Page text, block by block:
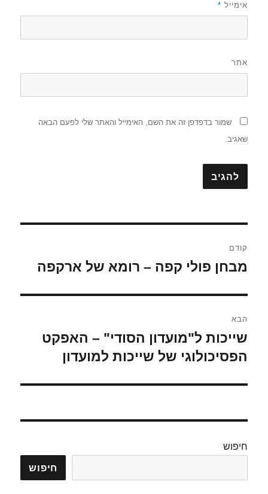
אימייל *
אתר
שמור בדפדפן זה את השם, האימייל והאתר שלי לפעם הבאה
שאגיב.
קודם
הפוסט
מבחן פולי קפה – רומא של ארקפה
הבא
הפוסט
הבא:
שייכות ל"מועדון הסודי" – האפקט
הפסיכולוגי של שייכות למועדון
חיפוש
חיפוש